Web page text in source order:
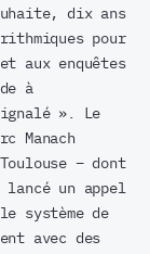
dix ans
pour
aux enquêtes
à
». Le
Manach
– dont
lancé un appel
système de
avec des